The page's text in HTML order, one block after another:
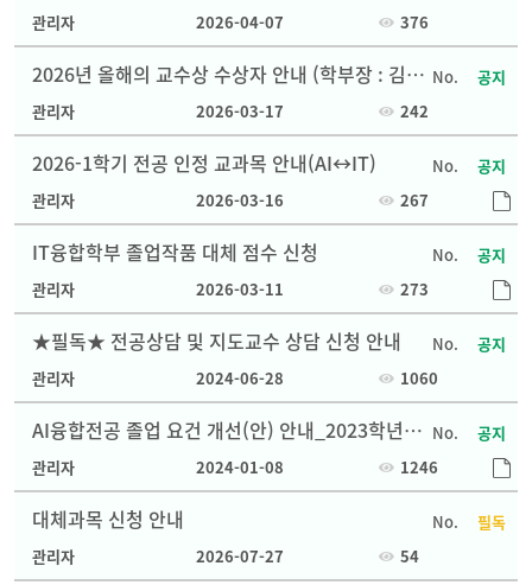
관리자 2026-04-07 376
공지
2026년 올해의 교수상 수상자 안내 (학부장 : 김종
면 교수님)
관리자 2026-03-17 242
공지
2026-1학기 전공 인정 교과목 안내(AI↔IT)
관리자 2026-03-16 267
공지
IT융합학부 졸업작품 대체 점수 신청
관리자 2026-03-11 273
공지
★필독★ 전공상담 및 지도교수 상담 신청 안내
관리자 2024-06-28 1060
공지
AI융합전공 졸업 요건 개선(안) 안내_2023학년도
2학기 부터 시행
관리자 2024-01-08 1246
필독
대체과목 신청 안내
관리자 2026-07-27 54